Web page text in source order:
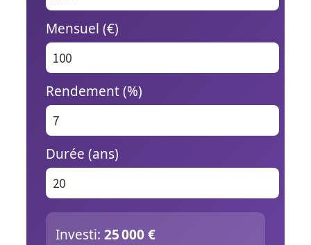
Mensuel (€)
Rendement (%)
Durée (ans)
Investi: 25 000 €